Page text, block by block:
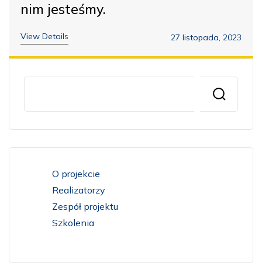
nim jesteśmy.
View Details 27 listopada, 2023
O projekcie
Realizatorzy
Zespół projektu
Szkolenia